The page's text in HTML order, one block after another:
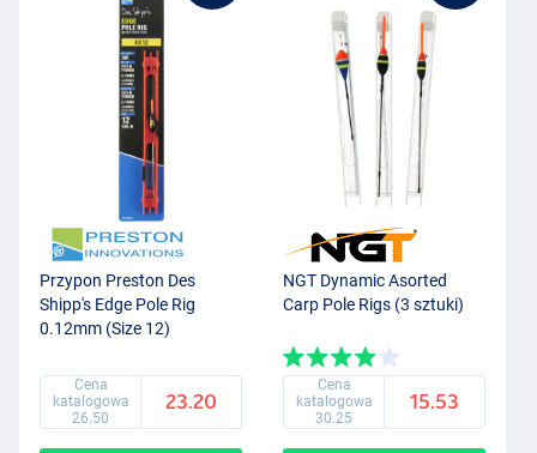
Przypon Preston Des
Shipp's Edge Pole Rig
0.12mm (Size 12)
Cena
katalogowa
26.50
23.20
NGT Dynamic Asorted
Carp Pole Rigs (3 sztuki)
Cena
katalogowa
30.25
15.53